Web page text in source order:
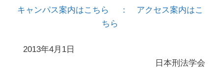
キャンパス案内はこちら
： アクセス案内はこ
ちら
2013年4月1日
日本刑法学会